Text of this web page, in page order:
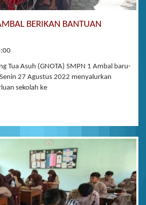
BERIKAN BANTUAN
Tua Asuh (GNOTA) SMPN 1 Ambal baru-
27 Agustus 2022 menyalurkan
sekolah ke